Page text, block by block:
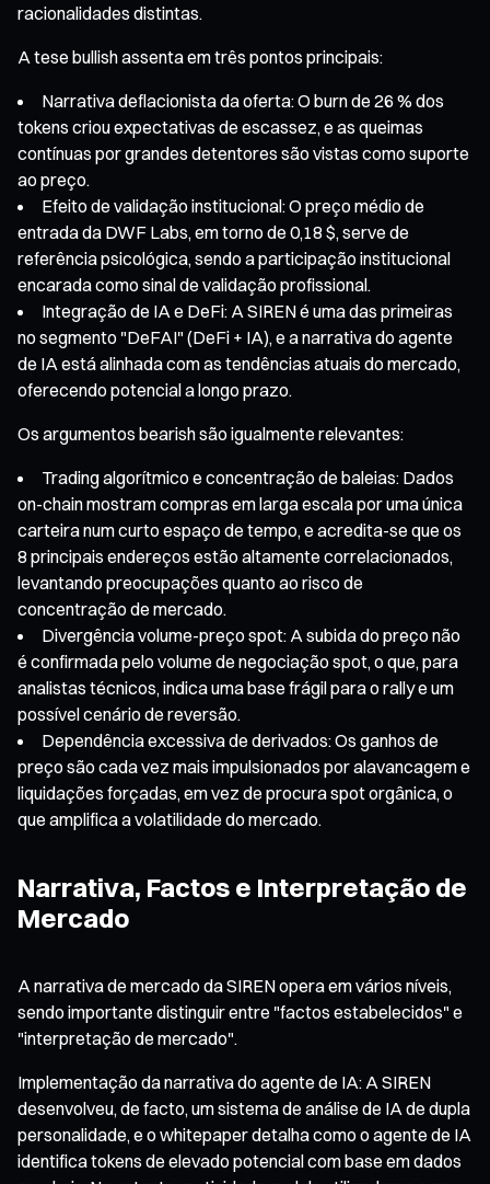
racionalidades distintas.
A tese bullish assenta em três pontos principais:
Narrativa deflacionista da oferta: O burn de 26 % dos
tokens criou expectativas de escassez, e as queimas
contínuas por grandes detentores são vistas como suporte
ao preço.
Efeito de validação institucional: O preço médio de
entrada da DWF Labs, em torno de 0,18 $, serve de
referência psicológica, sendo a participação institucional
encarada como sinal de validação profissional.
Integração de IA e DeFi: A SIREN é uma das primeiras
no segmento "DeFAI" (DeFi + IA), e a narrativa do agente
de IA está alinhada com as tendências atuais do mercado,
oferecendo potencial a longo prazo.
Os argumentos bearish são igualmente relevantes:
Trading algorítmico e concentração de baleias: Dados
on-chain mostram compras em larga escala por uma única
carteira num curto espaço de tempo, e acredita-se que os
8 principais endereços estão altamente correlacionados,
levantando preocupações quanto ao risco de
concentração de mercado.
Divergência volume-preço spot: A subida do preço não
é confirmada pelo volume de negociação spot, o que, para
analistas técnicos, indica uma base frágil para o rally e um
possível cenário de reversão.
Dependência excessiva de derivados: Os ganhos de
preço são cada vez mais impulsionados por alavancagem e
liquidações forçadas, em vez de procura spot orgânica, o
que amplifica a volatilidade do mercado.
Narrativa, Factos e Interpretação de
Mercado
A narrativa de mercado da SIREN opera em vários níveis,
sendo importante distinguir entre "factos estabelecidos" e
"interpretação de mercado".
Implementação da narrativa do agente de IA: A SIREN
desenvolveu, de facto, um sistema de análise de IA de dupla
personalidade, e o whitepaper detalha como o agente de IA
identifica tokens de elevado potencial com base em dados